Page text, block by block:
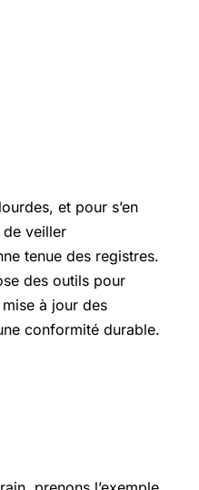
et pour s’en
veiller
tenue des registres.
des outils pour
à jour des
conformité durable.